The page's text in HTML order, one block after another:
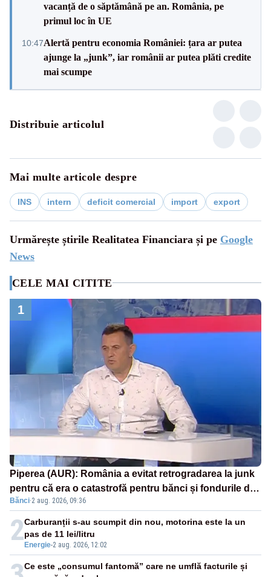
vacanță de o săptămână pe an. România, pe
primul loc în UE
10:47Alertă pentru economia României: țara ar putea
ajunge la „junk”, iar românii ar putea plăti credite
mai scumpe
Distribuie articolul
Mai multe articole despre
INS intern deficit comercial import export
Urmărește știrile Realitatea Financiara și pe Google
News
CELE MAI CITITE
1
Piperea (AUR): România a evitat retrogradarea la junk
pentru că era o catastrofă pentru bănci și fondurile de
pensii
Bănci·2 aug. 2026, 09:36
2 Energie-2 aug. 2026, 12:02
Carburanții s-au scumpit din nou, motorina este la un
pas de 11 lei/litru
Ce este „consumul fantomă” care ne umflă facturile și